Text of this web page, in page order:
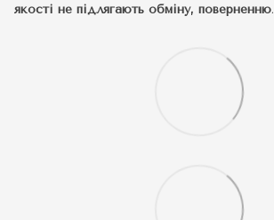
якості не підлягають обміну, поверненню.